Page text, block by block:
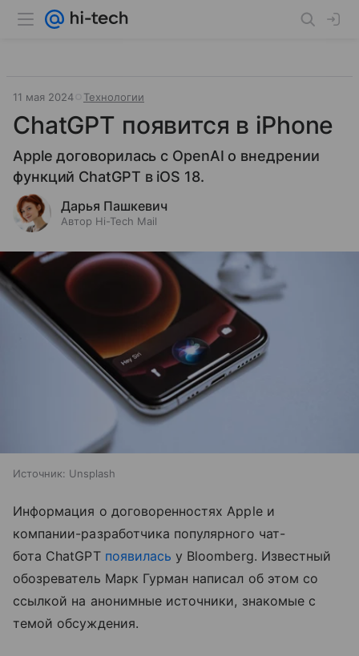
11 мая 2024 Технологии
ChatGPT появится в iPhone
Apple договорилась с OpenAI о внедрении
функций ChatGPT в iOS 18.
Дарья Пашкевич
Автор Hi-Tech Mail
Источник: Unsplash
Информация о договоренностях Apple и
компании-разработчика популярного чат-
бота ChatGPT появиласьу Bloomberg. Известный
обозреватель Марк Гурман написал об этом со
ссылкой на анонимные источники, знакомые с
темой обсуждения.